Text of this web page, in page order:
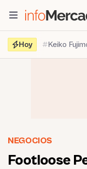
contenido
Hoy
Keiko
NEGOCIOS
Footloose